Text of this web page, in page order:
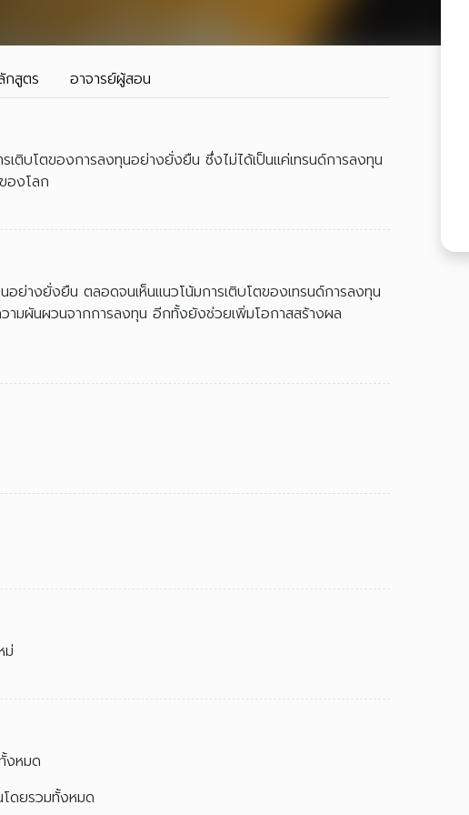
กสูตร อาจารย์ผู้สอน
เติบโตของการลงทุนอย่างยั่งยืน ซึ่งไม่ได้เป็นแค่เทรนด์การลงทุน
องโลก
อย่างยั่งยืน ตลอดจนเห็นแนวโน้มการเติบโตของเทรนด์การลงทุน
ามผันผวนจากการลงทุน อีกทั้งยังช่วยเพิ่มโอกาสสร้างผล
ม่
งหมด
ดยรวมทั้งหมด